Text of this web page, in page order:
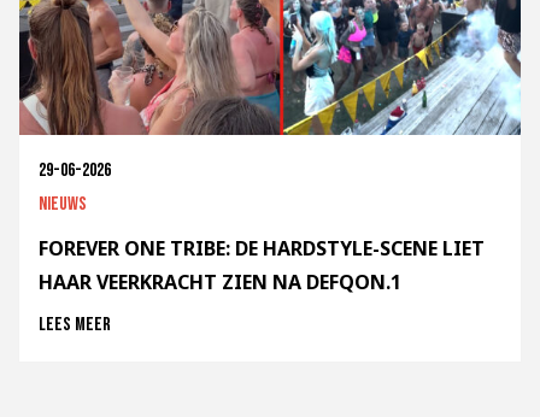
29-06-2026
Nieuws
FOREVER ONE TRIBE: DE HARDSTYLE-SCENE LIET
HAAR VEERKRACHT ZIEN NA DEFQON.1
Lees meer